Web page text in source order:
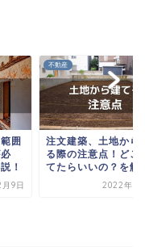
囲
！
9日
不動産
注文建築、土地から
る際の注意点！どこ
てたらいいの？を解
2022年2